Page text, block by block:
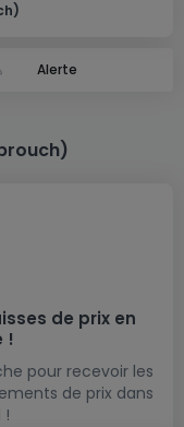
Alerte
de prix en
!
pour recevoir les
de prix dans
!